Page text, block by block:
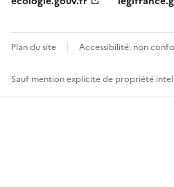
Plan du site Accessibilité: non
Sauf mention explicite de propriété